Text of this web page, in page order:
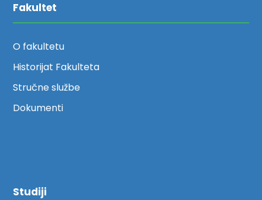
Fakultet
O fakultetu
Historijat Fakulteta
Stručne službe
Dokumenti
Studiji